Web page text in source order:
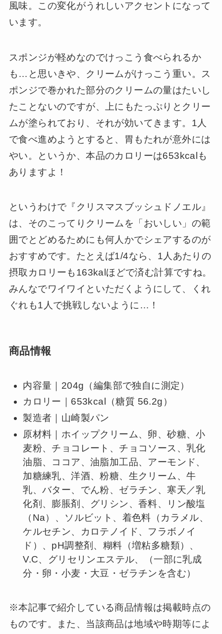
風味。この変化がうれしいアクセントになって
います。
スポンジが軽めなのでけっこう食べられるか
も…と思いきや、クリームがけっこう重い。ス
ポンジで巻かれた部分のクリームの量はたいし
たことないのですが、上にもたっぷりとクリー
ムが塗られており、それが効いてきます。1人
で食べ進めようとすると、胃もたれが意外には
やい。というか、本品のカロリーは653kcalも
ありますよ！
というわけで『クリスマスブッシュドノエル』
は、そのこってりクリームを「おいしい」の範
囲でとどめるためにも何人かでシェアするのが
おすすめです。たとえば1/4なら、1人あたりの
摂取カロリーも163kalほどで済む計算ですね。
みんなでワイワイといただくようにして、くれ
ぐれも1人で挑戦しないように…！
商品情報
内容量｜204g（編集部で独自に測定）
カロリー｜653kcal（糖質 56.2g）
製造者｜山崎製パン
原材料｜ホイップクリーム、卵、砂糖、小
麦粉、チョコレート、チョコソース、乳化
油脂、ココア、油脂加工品、アーモンド、
加糖練乳、洋酒、粉糖、生クリーム、牛
乳、バター、でん粉、ゼラチン、寒天／乳
化剤、膨脹剤、グリシン、香料、リン酸塩
（Na）、ソルビット、着色料（カラメル、
ケルセチン、カロテノイド、フラボノイ
ド）、pH調整剤、糊料（増粘多糖類）、
V.C、グリセリンエステル、（一部に乳成
分・卵・小麦・大豆・ゼラチンを含む）
※本記事で紹介している商品情報は掲載時点の
ものです。また、当該商品は地域や時期等によ